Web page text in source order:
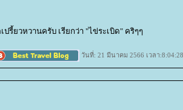
รี้ยวหวานครับ เรียกว่า "ไข่ระเบิด" คริๆๆ
วันที่: 21 มีนาคม 2566 เวลา